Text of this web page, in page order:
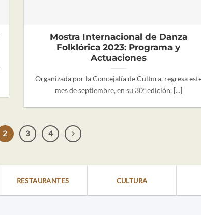
Mostra Internacional de Danza
Folklórica 2023: Programa y
Actuaciones
Organizada por la Concejalía de Cultura, regresa
mes de septiembre, en su 30ª edición, [...]
2 3 4
RESTAURANTES CULTURA